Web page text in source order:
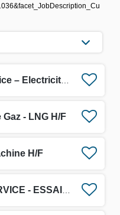
- LNG H/F
H/F